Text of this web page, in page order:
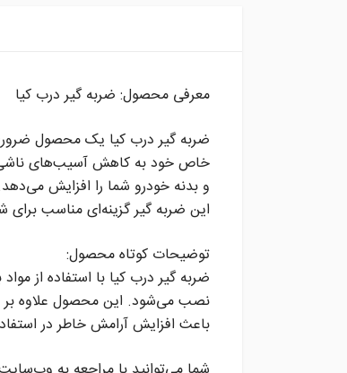
معرفی محصول: ضربه گیر درب کیا
ضربه گیر درب کیا یک محصول
خاص خود به کاهش آسیب‌های ناشی
و بدنه خودرو شما را افزایش
این ضربه گیر گزینه‌ای مناسب برای
توضیحات کوتاه محصول:
ضربه گیر درب کیا با استفاده از
نصب می‌شود. این محصول علاوه بر
باعث افزایش آرامش خاطر در